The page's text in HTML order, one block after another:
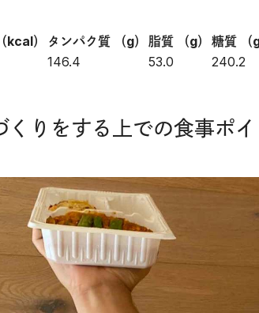
kcal） タンパク質 （g） 脂質 （g） 糖質 （g
146.4 53.0 240.2
くりをする上での食事ポイ